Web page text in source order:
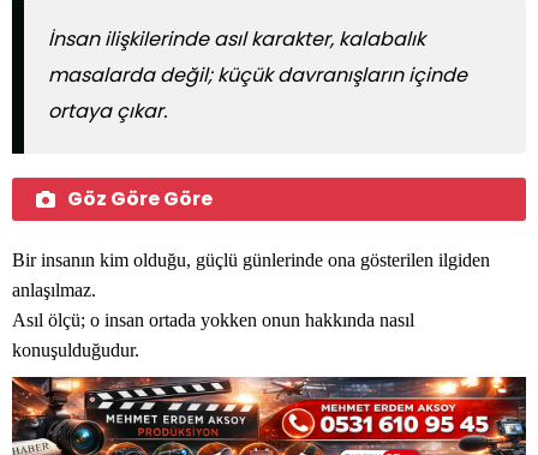
İnsan ilişkilerinde asıl karakter, kalabalık
masalarda değil; küçük davranışların içinde
ortaya çıkar.
Göz Göre Göre
Bir insanın kim olduğu, güçlü günlerinde ona gösterilen ilgiden
anlaşılmaz.
Asıl ölçü; o insan ortada yokken onun hakkında nasıl
konuşulduğudur.